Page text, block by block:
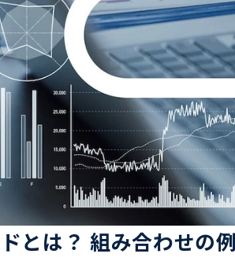
とは？ 組み合わせの